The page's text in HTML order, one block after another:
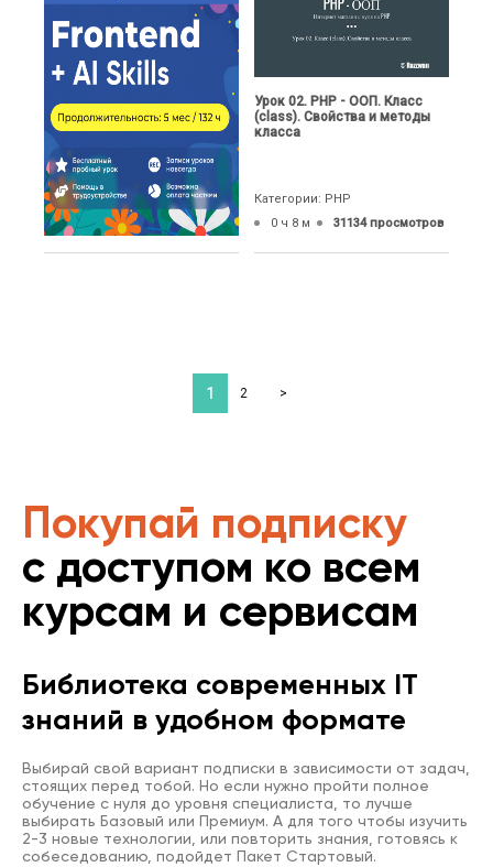
Урок 02. PHP - ООП. Класс
(class). Свойства и методы
класса
Категории: PHP
0 ч 8 м
31134 просмотров
1 2 >
Покупай подписку
с доступом ко всем
курсам и сервисам
Библиотека современных IT
знаний в удобном формате
Выбирай свой вариант подписки в зависимости от задач,
стоящих перед тобой. Но если нужно пройти полное
обучение с нуля до уровня специалиста, то лучше
выбирать Базовый или Премиум. А для того чтобы изучить
2-3 новые технологии, или повторить знания, готовясь к
собеседованию, подойдет Пакет Стартовый.